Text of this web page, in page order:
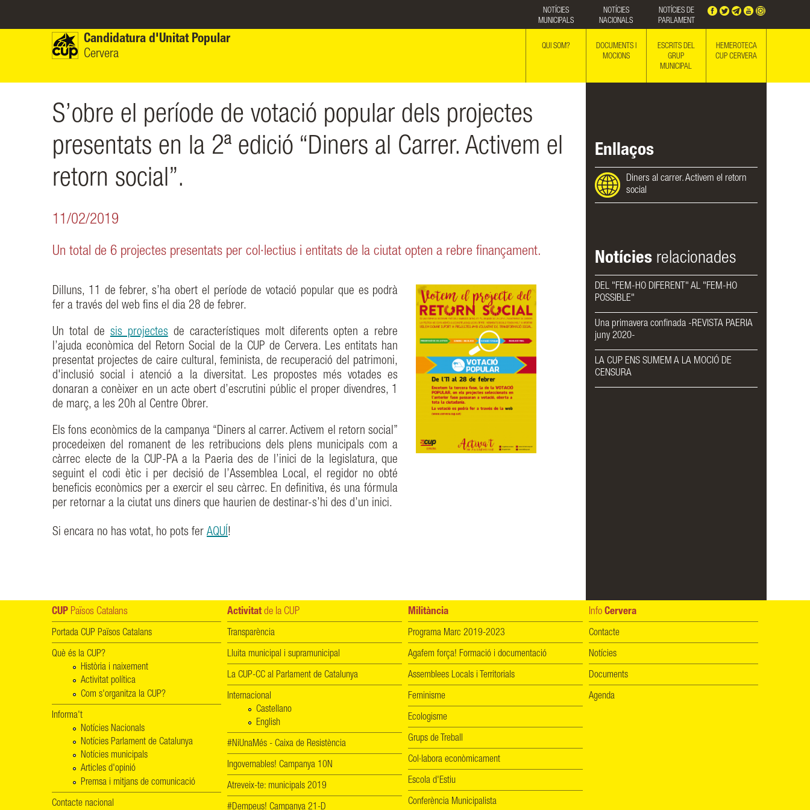
NOTÍCIES
MUNICIPALS
NOTÍCIES
NACIONALS
NOTÍCIES DE
PARLAMENT
Candidatura d'Unitat Popular
Cervera
QUI SOM?
DOCUMENTS I
MOCIONS
ESCRITS DEL
GRUP
MUNICIPAL
HEMEROTECA
CUP CERVERA
S’obre el període de votació popular dels projectes
presentats en la 2ª edició “Diners al Carrer. Activem el
retorn social”.
11/02/2019
Un total de 6 projectes presentats per col·lectius i entitats de la ciutat opten a rebre finançament.
Dilluns, 11 de febrer, s’ha obert el període de votació popular que es podrà
fer a través del web fins el dia 28 de febrer.
Un total de sis projectes de característiques molt diferents opten a rebre
l’ajuda econòmica del Retorn Social de la CUP de Cervera. Les entitats han
presentat projectes de caire cultural, feminista, de recuperació del patrimoni,
d'inclusió social i atenció a la diversitat. Les propostes més votades es
donaran a conèixer en un acte obert d’escrutini públic el proper divendres, 1
de març, a les 20h al Centre Obrer.
Els fons econòmics de la campanya “Diners al carrer. Activem el retorn social”
procedeixen del romanent de les retribucions dels plens municipals com a
càrrec electe de la CUP-PA a la Paeria des de l’inici de la legislatura, que
seguint el codi ètic i per decisió de l’Assemblea Local, el regidor no obté
beneficis econòmics per a exercir el seu càrrec. En definitiva, és una fórmula
per retornar a la ciutat uns diners que haurien de destinar-s’hi des d’un inici.
Si encara no has votat, ho pots fer AQUÍ!
Enllaços
Diners al carrer. Activem el retorn
social
Notícies relacionades
DEL "FEM-HO DIFERENT" AL "FEM-HO
POSSIBLE"
Una primavera confinada -REVISTA PAERIA
juny 2020-
LA CUP ENS SUMEM A LA MOCIÓ DE
CENSURA
CUP Països Catalans
Portada CUP Països Catalans
Què és la CUP?
Història i naixement
Activitat política
Com s'organitza la CUP?
Informa't
Notícies Nacionals
Notícies Parlament de Catalunya
Notícies municipals
Articles d'opinió
Premsa i mitjans de comunicació
Contacte nacional
Activitat de la CUP
Transparència
Lluita municipal i supramunicipal
La CUP-CC al Parlament de Catalunya
Internacional
Castellano
English
#NiUnaMés - Caixa de Resistència
Ingovernables! Campanya 10N
Atreveix-te: municipals 2019
#Dempeus! Campanya 21-D
Militància
Programa Marc 2019-2023
Agafem força! Formació i documentació
Assemblees Locals i Territorials
Feminisme
Ecologisme
Grups de Treball
Col·labora econòmicament
Escola d'Estiu
Conferència Municipalista
Info Cervera
Contacte
Notícies
Documents
Agenda